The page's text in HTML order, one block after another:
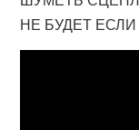
НЕ БУДЕТ